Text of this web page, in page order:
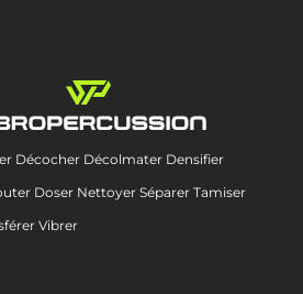
Décocher Décolmater Densifier
Doser Nettoyer Séparer Tamiser
Vibrer